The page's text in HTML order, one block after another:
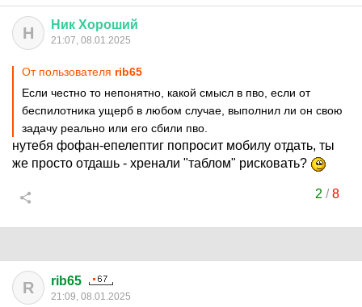
Н Ник Хороший
21:07, 08.01.2025
От пользователя rib65
Если честно то непонятно, какой смысл в пво, если от
беспилотника ущерб в любом случае, выполнил ли он свою
задачу реально или его сбили пво.
нутебя фофан-епелептиг попросит мобилу отдать, ты
же просто отдашь - хренали "таблом" рисковать?
2 /8
R rib65
21:09, 08.01.2025